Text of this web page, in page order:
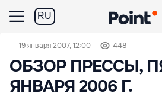
RU
19 января 2007, 12:00 448
ОБЗОР ПРЕССЫ,
ЯНВАРЯ 2006 Г.